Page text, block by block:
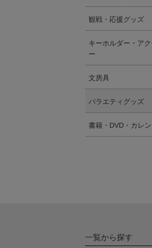
観戦・応援グッズ
キーホルダー・アク
ー
文房具
バラエティグッズ
書籍・DVD・カレ
一覧から探す